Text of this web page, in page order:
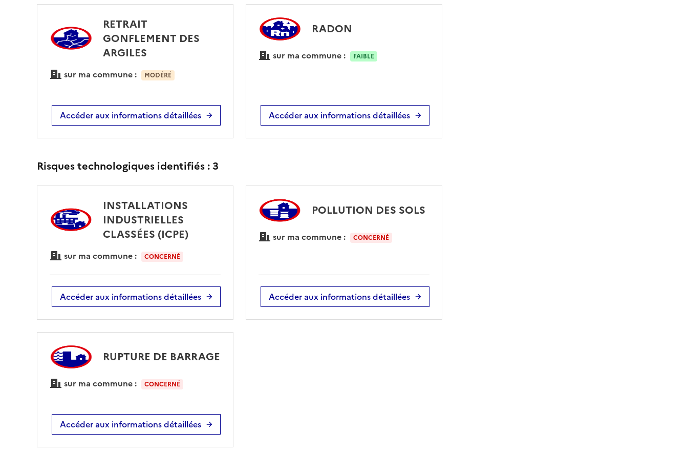
RETRAIT
GONFLEMENT DES
ARGILES
sur ma commune : MODÉRÉ
Accéder aux informations détaillées
RADON
sur ma commune : FAIBLE
Accéder aux informations détaillées
Risques technologiques identifiés :3
INSTALLATIONS
INDUSTRIELLES
CLASSÉES (ICPE)
sur ma commune : CONCERNÉ
Accéder aux informations détaillées
POLLUTION DES SOLS
sur ma commune : CONCERNÉ
Accéder aux informations détaillées
RUPTURE DE BARRAGE
sur ma commune : CONCERNÉ
Accéder aux informations détaillées